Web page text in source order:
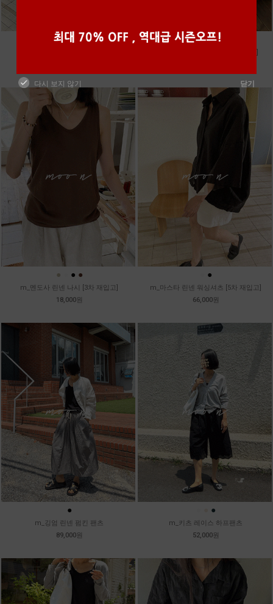
● ● ●
m_샤벳 스트링 원피스 [2차 재입고]
● ● ●
m_멘도사 린넨 나시 [3차 재입고]
18,000원
●
m_마스타 린넨 워싱셔츠 [5차 재입고]
66,000원
●
m_깅엄 린넨 펌킨 팬츠
89,000원
●
m_키츠 레이스 하프팬츠
52,000원
다시 보지 않기 닫기